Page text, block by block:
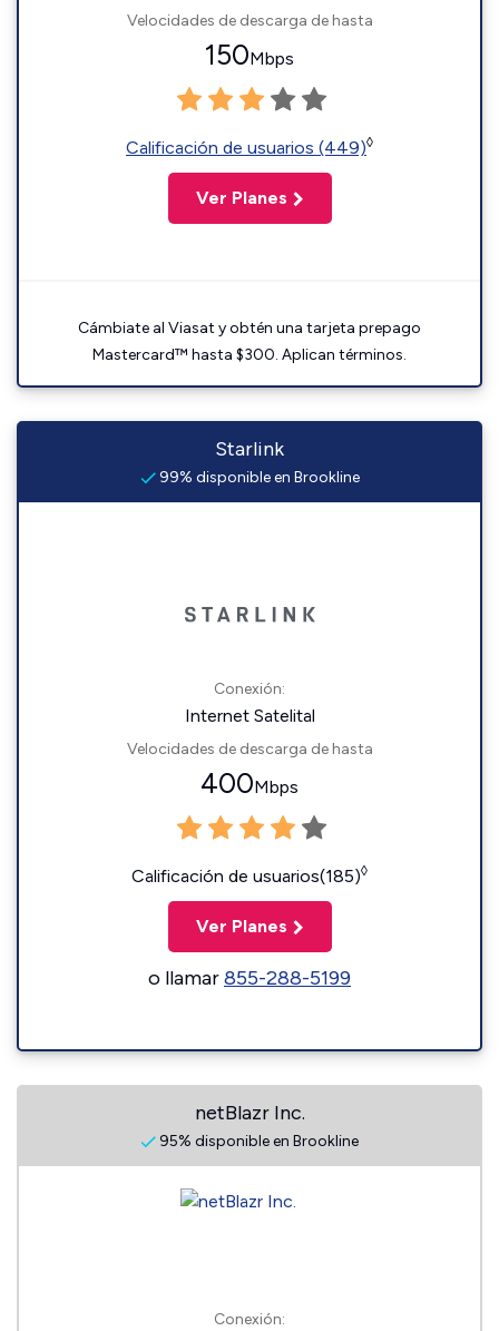
Velocidades de descarga de hasta
150Mbps
Calificación de usuarios (449)◊
Ver Planes
Cámbiate al Viasat y obtén una tarjeta prepago
Mastercard™ hasta $300. Aplican términos.
Starlink
99% disponible en Brookline
Conexión:
Internet Satelital
Velocidades de descarga de hasta
400Mbps
Calificación de usuarios(185)◊
Ver Planes
o llamar855-288-5199
netBlazr Inc.
95% disponible en Brookline
Conexión: